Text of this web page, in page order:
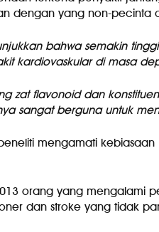
dengan yang non-pecinta
bahwa semakin
kardiovaskular di masa
zat flavonoid dan
sangat berguna untuk
mengamati
orang yang mengalami
dan stroke yang tidak